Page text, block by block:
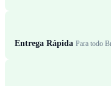
Entrega Rápida Para todo